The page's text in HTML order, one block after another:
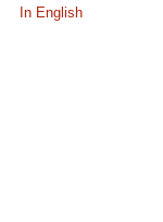
In English